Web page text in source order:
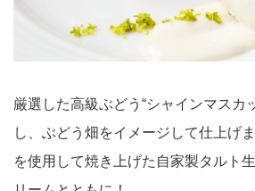
厳選した高級ぶどう“シャインマスカ
し、ぶどう畑をイメージして仕上げ
を使用して焼き上げた自家製タルト